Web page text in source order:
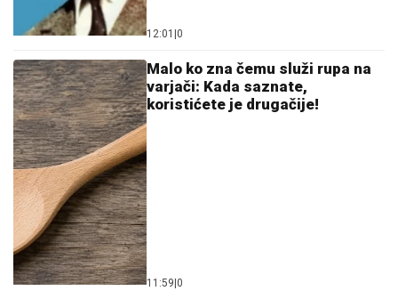
12:01 0
Malo ko zna čemu služi rupa na
varjači: Kada saznate,
koristićete je drugačije!
11:59 0